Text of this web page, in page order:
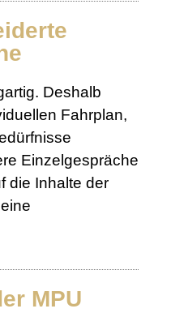
Deshalb
Fahrplan,
Einzelgespräche
die Inhalte der
MPU